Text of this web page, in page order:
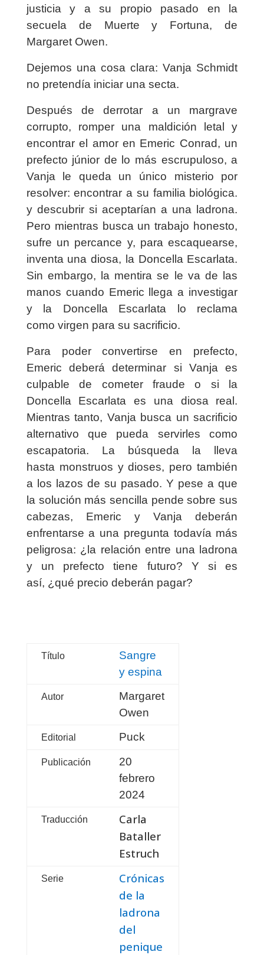
justicia y a su propio pasado en la
secuela de Muerte y Fortuna, de
Margaret Owen.
Dejemos una cosa clara: Vanja Schmidt
no pretendía iniciar una secta.
Después de derrotar a un margrave
corrupto, romper una maldición letal y
encontrar el amor en Emeric Conrad, un
prefecto júnior de lo más escrupuloso, a
Vanja le queda un único misterio por
resolver: encontrar a su familia biológica.
y descubrir si aceptarían a una ladrona.
Pero mientras busca un trabajo honesto,
sufre un percance y, para escaquearse,
inventa una diosa, la Doncella Escarlata.
Sin embargo, la mentira se le va de las
manos cuando Emeric llega a investigar
y la Doncella Escarlata lo reclama
como virgen para su sacrificio.
Para poder convertirse en prefecto,
Emeric deberá determinar si Vanja es
culpable de cometer fraude o si la
Doncella Escarlata es una diosa real.
Mientras tanto, Vanja busca un sacrificio
alternativo que pueda servirles como
escapatoria. La búsqueda la lleva
hasta monstruos y dioses, pero también
a los lazos de su pasado. Y pese a que
la solución más sencilla pende sobre sus
cabezas, Emeric y Vanja deberán
enfrentarse a una pregunta todavía más
peligrosa: ¿la relación entre una ladrona
y un prefecto tiene futuro? Y si es
así, ¿qué precio deberán pagar?
Título
Sangre
y espina
Autor
Margaret
Owen
Editorial Puck
Publicación
20
febrero
2024
Traducción
Carla
Bataller
Estruch
Serie
Crónicas
de la
ladrona
del
penique